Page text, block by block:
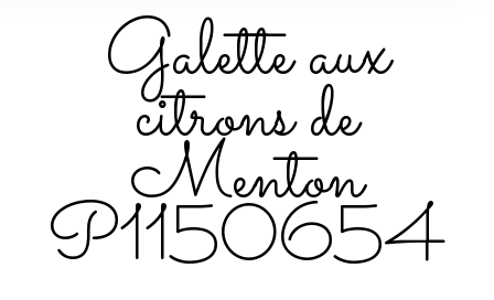
Galette aux
citrons de
Menton
P1150654